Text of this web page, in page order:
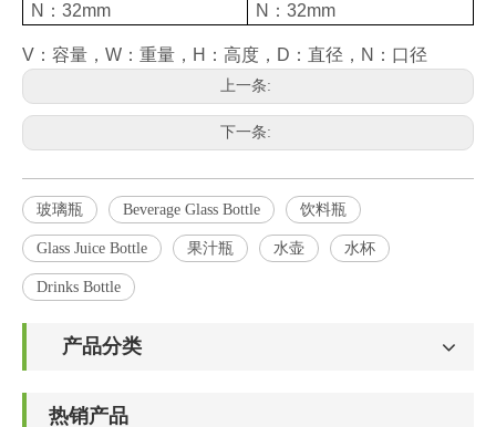
N：32mm
N：32mm
V：容量，W：重量，H：高度，D：直径，N：口径
上一条:
下一条:
玻璃瓶 Beverage Glass Bottle 饮料瓶
Glass Juice Bottle 果汁瓶 水壶 水杯
Drinks Bottle
产品分类
热销产品